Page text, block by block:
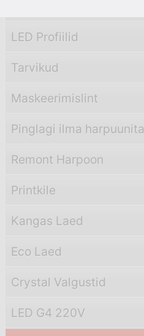
LED Profiilid
Tarvikud
Maskeerimislint
Pinglagi ilma harpuunita
Remont Harpoon
Printkile
Kangas Laed
Eco Laed
Crystal Valgustid
LED G4 220V